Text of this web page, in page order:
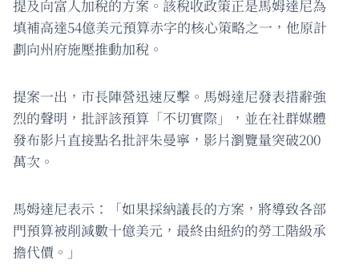
提及向富人加稅的方案。該稅收政策正是馬姆達尼為
填補高達54億美元預算赤字的核心策略之一，他原計
劃向州府施壓推動加稅。
提案一出，市長陣營迅速反擊。馬姆達尼發表措辭強
烈的聲明，批評該預算「不切實際」，並在社群媒體
發布影片直接點名批評朱曼寧，影片瀏覽量突破200
萬次。
馬姆達尼表示：「如果採納議長的方案，將導致各部
門預算被削減數十億美元，最終由紐約的勞工階級承
擔代價。」